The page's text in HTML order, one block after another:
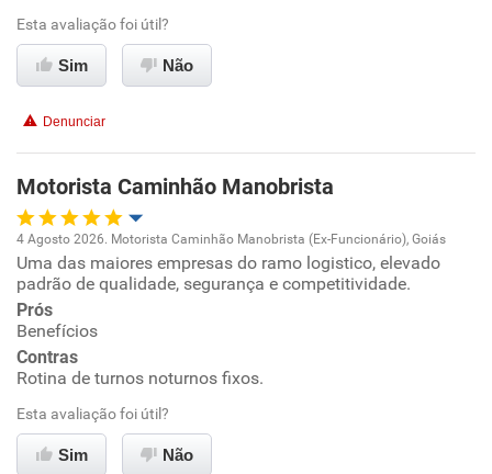
Conciliação com a vida familiar
Não recomenda esta empresa
Não recomenda a diretoria
Esta avaliação foi útil?
Sim Não
Denunciar
Motorista Caminhão Manobrista
Oportunidade de promoção
Ambiente de trabalho
Conciliação com a vida familiar
Benefícios
4 Agosto 2026. Motorista Caminhão Manobrista (Ex-Funcionário), Goiás
Uma das maiores empresas do ramo logistico, elevado
padrão de qualidade, segurança e competitividade.
Prós
Benefícios
Contras
Rotina de turnos noturnos fixos.
Esta avaliação foi útil?
Sim Não